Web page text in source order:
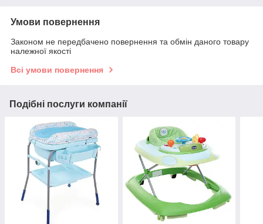
Умови повернення
Законом не передбачено повернення та обмін даного товару
належної якості
Всі умови повернення
Подібні послуги компанії